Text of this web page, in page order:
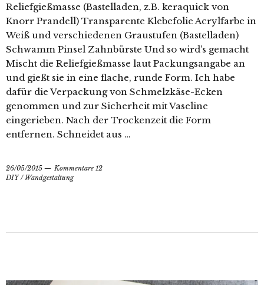
Reliefgießmasse (Bastelladen, z.B. keraquick von
Knorr Prandell) Transparente Klebefolie Acrylfarbe in
Weiß und verschiedenen Graustufen (Bastelladen)
Schwamm Pinsel Zahnbürste Und so wird’s gemacht
Mischt die Reliefgießmasse laut Packungsangabe an
und gießt sie in eine flache, runde Form. Ich habe
dafür die Verpackung von Schmelzkäse-Ecken
genommen und zur Sicherheit mit Vaseline
eingerieben. Nach der Trockenzeit die Form
entfernen. Schneidet aus …
26/05/2015
Kommentare 12
DIY/ Wandgestaltung